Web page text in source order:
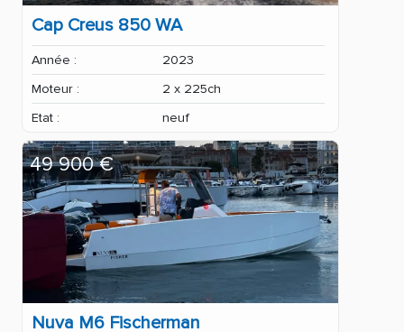
Cap Creus 850 WA
Année :
2023
Moteur :
2 x 225ch
Etat :
neuf
Nuva M6 Fischerman
49 900 €